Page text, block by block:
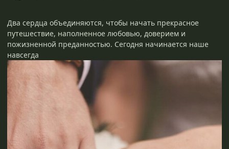
Два сердца объединяются, чтобы начать прекрасное
путешествие, наполненное любовью, доверием и
пожизненной преданностью. Сегодня начинается наше
навсегда